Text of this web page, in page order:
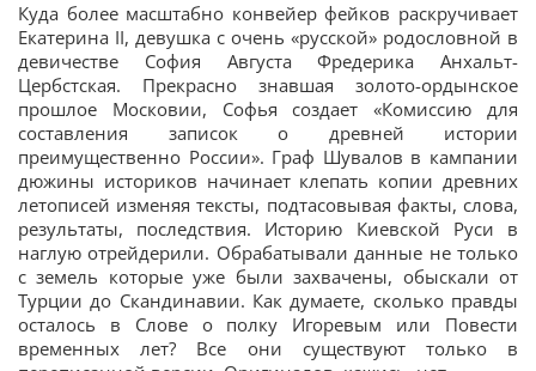
Куда более масштабно конвейер фейков раскручивает
Екатерина ІІ, девушка с очень «русской» родословной в
девичестве София Августа Фредерика Анхальт-
Цербстская. Прекрасно знавшая золото-ордынское
прошлое Московии, Софья создает «Комиссию для
составления записок о древней истории
преимущественно России». Граф Шувалов в кампании
дюжины историков начинает клепать копии древних
летописей изменяя тексты, подтасовывая факты, слова,
результаты, последствия. Историю Киевской Руси в
наглую отрейдерили. Обрабатывали данные не только
с земель которые уже были захвачены, обыскали от
Турции до Скандинавии. Как думаете, сколько правды
осталось в Слове о полку Игоревым или Повести
временных лет? Все они существуют только в